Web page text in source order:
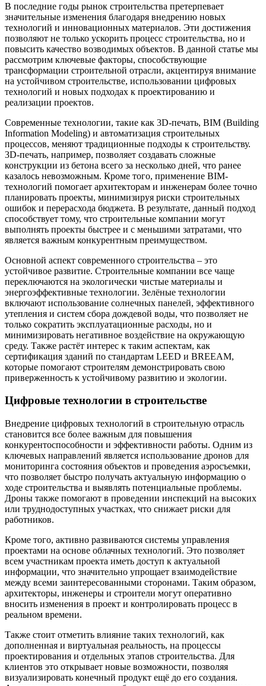
В последние годы рынок строительства претерпевает
значительные изменения благодаря внедрению новых
технологий и инновационных материалов. Эти достижения
позволяют не только ускорить процесс строительства, но и
повысить качество возводимых объектов. В данной статье мы
рассмотрим ключевые факторы, способствующие
трансформации строительной отрасли, акцентируя внимание
на устойчивом строительстве, использовании цифровых
технологий и новых подходах к проектированию и
реализации проектов.
Современные технологии, такие как 3D-печать, BIM (Building
Information Modeling) и автоматизация строительных
процессов, меняют традиционные подходы к строительству.
3D-печать, например, позволяет создавать сложные
конструкции из бетона всего за несколько дней, что ранее
казалось невозможным. Кроме того, применение BIM-
технологий помогает архитекторам и инженерам более точно
планировать проекты, минимизируя риски строительных
ошибок и перерасхода бюджета. В результате, данный подход
способствует тому, что строительные компании могут
выполнять проекты быстрее и с меньшими затратами, что
является важным конкурентным преимуществом.
Основной аспект современного строительства – это
устойчивое развитие. Строительные компании все чаще
переключаются на экологически чистые материалы и
энергоэффективные технологии. Зелёные технологии
включают использование солнечных панелей, эффективного
утепления и систем сбора дождевой воды, что позволяет не
только сократить эксплуатационные расходы, но и
минимизировать негативное воздействие на окружающую
среду. Также растёт интерес к таким аспектам, как
сертификация зданий по стандартам LEED и BREEAM,
которые помогают строителям демонстрировать свою
приверженность к устойчивому развитию и экологии.
Цифровые технологии в строительстве
Внедрение цифровых технологий в строительную отрасль
становится все более важным для повышения
конкурентоспособности и эффективности работы. Одним из
ключевых направлений является использование дронов для
мониторинга состояния объектов и проведения аэросъемки,
что позволяет быстро получать актуальную информацию о
ходе строительства и выявлять потенциальные проблемы.
Дроны также помогают в проведении инспекций на высоких
или труднодоступных участках, что снижает риски для
работников.
Кроме того, активно развиваются системы управления
проектами на основе облачных технологий. Это позволяет
всем участникам проекта иметь доступ к актуальной
информации, что значительно упрощает взаимодействие
между всеми заинтересованными сторонами. Таким образом,
архитекторы, инженеры и строители могут оперативно
вносить изменения в проект и контролировать процесс в
реальном времени.
Также стоит отметить влияние таких технологий, как
дополненная и виртуальная реальность, на процессы
проектирования и отдельных этапов строительства. Для
клиентов это открывает новые возможности, позволяя
визуализировать конечный продукт ещё до его создания.